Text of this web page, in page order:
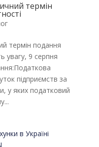
термін
термін подання
увагу, 9 серпня
підприємств за
у яких податковий